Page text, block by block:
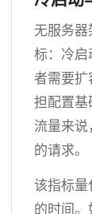
无服务
标：冷
者需要
担配置
流量来
的请求。
该指标量
的时间